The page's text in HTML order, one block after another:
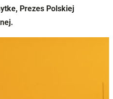
Prezes Polskiej